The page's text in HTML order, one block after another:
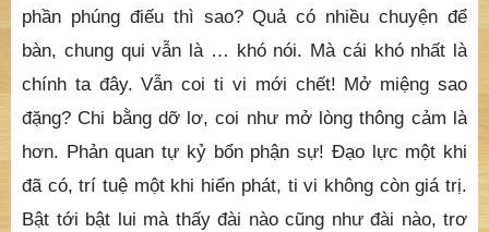
phần phúng điếu thì sao? Quả có nhiều chuyện để
bàn, chung qui vẫn là … khó nói. Mà cái khó nhất là
chính ta đây. Vẫn coi ti vi mới chết! Mở miệng sao
đặng? Chi bằng dỡ lơ, coi như mở lòng thông cảm là
hơn. Phản quan tự kỷ bổn phận sự! Đạo lực một khi
đã có, trí tuệ một khi hiển phát, ti vi không còn giá trị.
Bật tới bật lui mà thấy đài nào cũng như đài nào, trơ